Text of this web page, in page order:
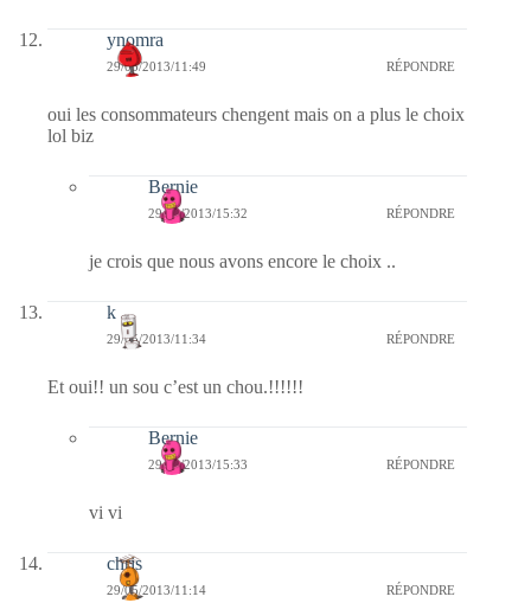
ynomra
29/05/2013/11:49 RÉPONDRE
oui les consommateurs chengent mais on a plus le choix
lol biz
Bernie
29/05/2013/15:32 RÉPONDRE
je crois que nous avons encore le choix ..
k
29/05/2013/11:34 RÉPONDRE
Et oui!! un sou c’est un chou.!!!!!!
Bernie
29/05/2013/15:33 RÉPONDRE
vi vi
chris
29/05/2013/11:14 RÉPONDRE